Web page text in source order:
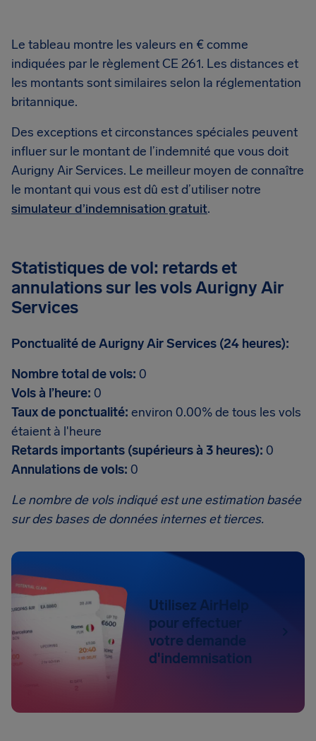
Le tableau montre les valeurs en € comme
indiquées par le règlement CE 261. Les distances et
les montants sont similaires selon la réglementation
britannique.
Des exceptions et circonstances spéciales peuvent
influer sur le montant de l’indemnité que vous doit
Aurigny Air Services. Le meilleur moyen de connaître
le montant qui vous est dû est d’utiliser notre
simulateur d’indemnisation gratuit.
Statistiques de vol: retards et
annulations sur les vols Aurigny Air
Services
Ponctualité de Aurigny Air Services (24 heures):
Nombre total de vols: 0
Vols à l’heure: 0
Taux de ponctualité: environ 0.00% de tous les vols
étaient à l'heure
Retards importants (supérieurs à 3 heures): 0
Annulations de vols: 0
Le nombre de vols indiqué est une estimation basée
sur des bases de données internes et tierces.
Utilisez AirHelp
pour effectuer
votre demande
d'indemnisation